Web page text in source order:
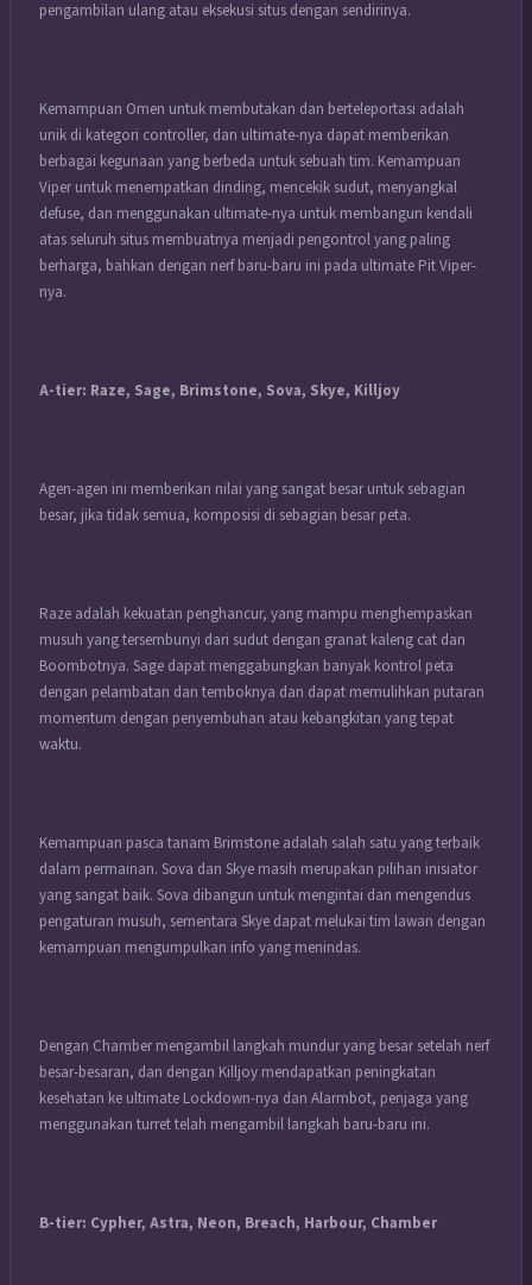
pengambilan ulang atau eksekusi situs dengan sendirinya.
Kemampuan Omen untuk membutakan dan berteleportasi adalah
unik di kategori controller, dan ultimate-nya dapat memberikan
berbagai kegunaan yang berbeda untuk sebuah tim. Kemampuan
Viper untuk menempatkan dinding, mencekik sudut, menyangkal
defuse, dan menggunakan ultimate-nya untuk membangun kendali
atas seluruh situs membuatnya menjadi pengontrol yang paling
berharga, bahkan dengan nerf baru-baru ini pada ultimate Pit Viper-
nya.
A-tier: Raze, Sage, Brimstone, Sova, Skye, Killjoy
Agen-agen ini memberikan nilai yang sangat besar untuk sebagian
besar, jika tidak semua, komposisi di sebagian besar peta.
Raze adalah kekuatan penghancur, yang mampu menghempaskan
musuh yang tersembunyi dari sudut dengan granat kaleng cat dan
Boombotnya. Sage dapat menggabungkan banyak kontrol peta
dengan pelambatan dan temboknya dan dapat memulihkan putaran
momentum dengan penyembuhan atau kebangkitan yang tepat
waktu.
Kemampuan pasca tanam Brimstone adalah salah satu yang terbaik
dalam permainan. Sova dan Skye masih merupakan pilihan inisiator
yang sangat baik. Sova dibangun untuk mengintai dan mengendus
pengaturan musuh, sementara Skye dapat melukai tim lawan dengan
kemampuan mengumpulkan info yang menindas.
Dengan Chamber mengambil langkah mundur yang besar setelah nerf
besar-besaran, dan dengan Killjoy mendapatkan peningkatan
kesehatan ke ultimate Lockdown-nya dan Alarmbot, penjaga yang
menggunakan turret telah mengambil langkah baru-baru ini.
B-tier: Cypher, Astra, Neon, Breach, Harbour, Chamber